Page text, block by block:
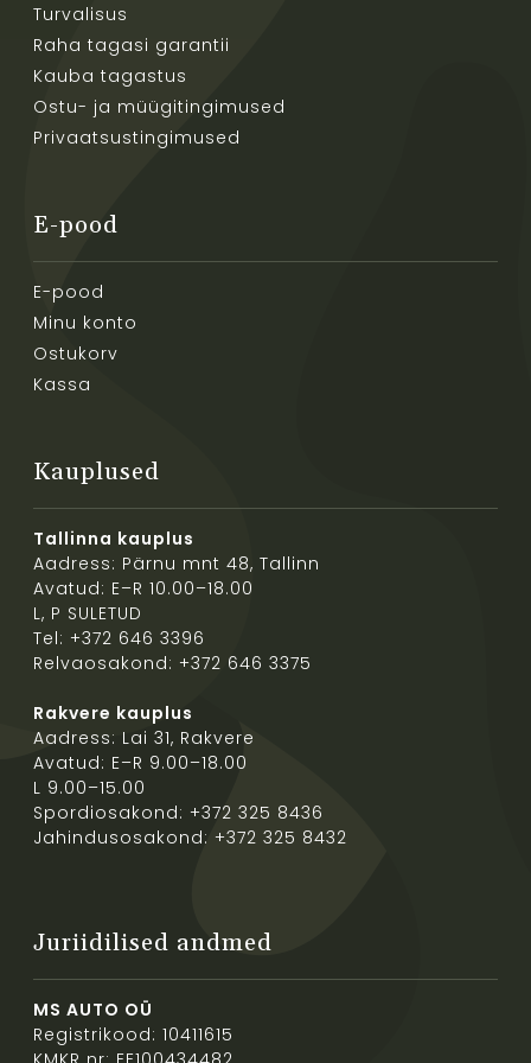
Turvalisus
Raha tagasi garantii
Kauba tagastus
Ostu- ja müügitingimused
Privaatsustingimused
E-pood
E-pood
Minu konto
Ostukorv
Kassa
Kauplused
Tallinna kauplus
Aadress: Pärnu mnt 48, Tallinn
Avatud: E–R 10.00–18.00
L, P SULETUD
Tel: +372 646 3396
Relvaosakond: +372 646 3375
Rakvere kauplus
Aadress: Lai 31, Rakvere
Avatud: E–R 9.00–18.00
L 9.00–15.00
Spordiosakond: +372 325 8436
Jahindusosakond: +372 325 8432
Juriidilised andmed
MS AUTO OÜ
Registrikood: 10411615